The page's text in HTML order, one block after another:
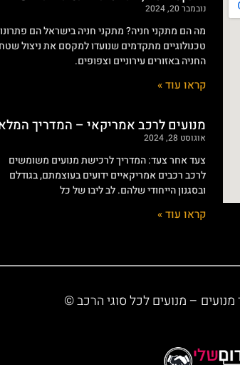
מה הם מתקני חניה? מתקני חניה בישראל הם פתרונות
טכנולוגיים מתקדמים שנועדו למקסם את ניצול שטחי
החניה באזורים עירוניים וצפופים.
קראו עוד »
צעד אחר צעד: המדריך לרכישת מנועים משומשים
לרכב רכבים אמריקאיים ידועים בעוצמתם, בגודלם
ובסגנון הייחודי שלהם. לב ליבו של כל
קראו עוד »